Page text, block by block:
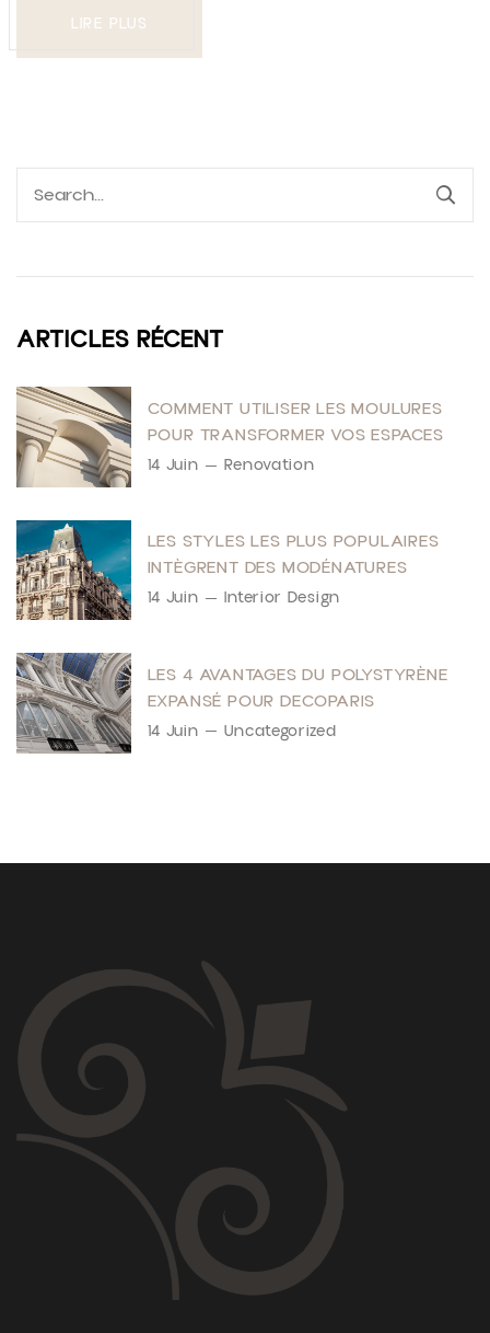
LIRE PLUS
ARTICLES RÉCENT
COMMENT UTILISER LES MOULURES
POUR TRANSFORMER VOS ESPACES
14 Juin Renovation
LES STYLES LES PLUS POPULAIRES
INTÈGRENT DES MODÉNATURES
14 Juin Interior Design
LES 4 AVANTAGES DU POLYSTYRÈNE
EXPANSÉ POUR DECOPARIS
14 Juin Uncategorized